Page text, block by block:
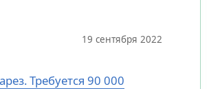
19 сентября 2022
Требуется 90 000